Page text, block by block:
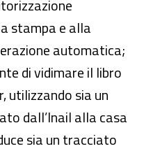
stampa e alla
automatica;
di vidimare il libro
utilizzando sia un
dall’Inail alla casa
sia un tracciato